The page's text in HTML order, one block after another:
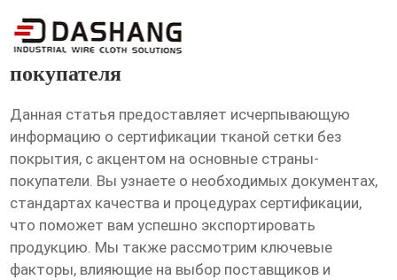
сертификат Сетка тканая без
покрытия Основная страна
покупателя
Данная статья предоставляет исчерпывающую
информацию о сертификации тканой сетки без
покрытия, с акцентом на основные страны-
покупатели. Вы узнаете о необходимых документах,
стандартах качества и процедурах сертификации,
что поможет вам успешно экспортировать
продукцию. Мы также рассмотрим ключевые
факторы, влияющие на выбор поставщиков и